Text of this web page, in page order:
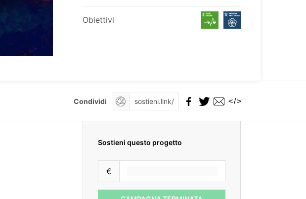
Obiettivi
Condividi </>
Sostieni questo progetto
€